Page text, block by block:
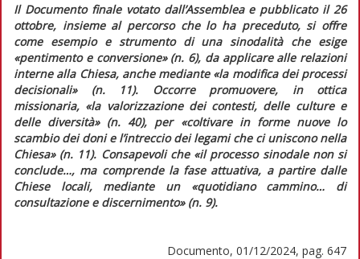
Il Documento finalevotato dall’Assemblea e pubblicato il 26
ottobre, insieme al percorso che lo ha preceduto, si offre
come esempio e strumento di una sinodalità che esige
«pentimento e conversione» (n. 6), da applicare alle relazioni
interne alla Chiesa, anche mediante «la modifica dei processi
decisionali» (n. 11). Occorre promuovere, in ottica
missionaria, «la valorizzazione dei contesti, delle culture e
delle diversità» (n. 40), per «coltivare in forme nuove lo
scambio dei doni e l’intreccio dei legami che ci uniscono nella
Chiesa» (n. 11). Consapevoli che «il processo sinodale non si
conclude…, ma comprende la fase attuativa, a partire dalle
Chiese locali, mediante un «quotidiano cammino… di
consultazione e discernimento» (n. 9).
Documento, 01/12/2024, pag. 647